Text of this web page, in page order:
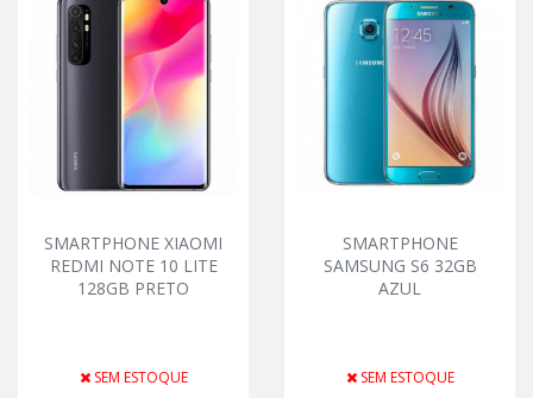
SMARTPHONE XIAOMI
REDMI NOTE 10 LITE
128GB PRETO
SEM ESTOQUE
SMARTPHONE
SAMSUNG S6 32GB
AZUL
SEM ESTOQUE